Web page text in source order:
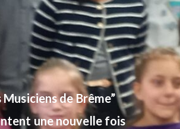
Musiciens de Brême”
une nouvelle fois